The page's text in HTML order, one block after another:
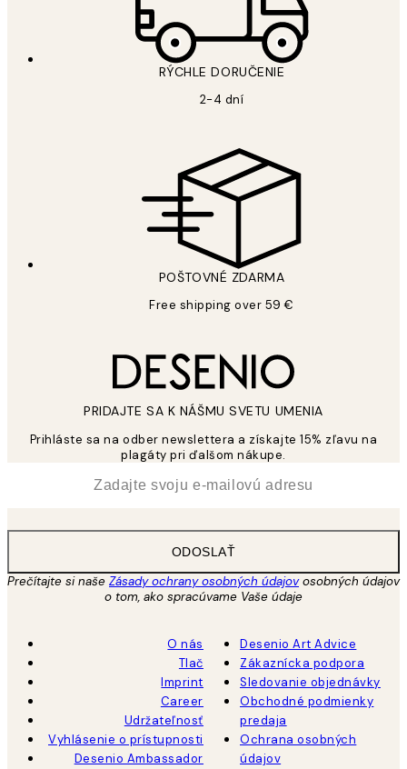
RÝCHLE DORUČENIE
2-4 dní
POŠTOVNÉ ZDARMA
Free shipping over 59 €
PRIDAJTE SA K NÁŠMU SVETU UMENIA
Prihláste sa na odber newslettera a získajte 15% zľavu na
plagáty pri ďalšom nákupe.
ODOSLAŤ
Prečítajte si naše Zásady ochrany osobných údajovosobných údajov
o tom, ako spracúvame Vaše údaje
O nás
Tlač
Imprint
Career
Udržateľnosť
Vyhlásenie o prístupnosti
Desenio Ambassador
Desenio Art Advice
Zákaznícka podpora
Sledovanie objednávky
Obchodné podmienky
predaja
Ochrana osobných
údajov